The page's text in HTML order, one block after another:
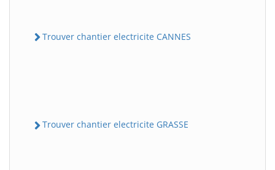
Trouver chantier electricite CANNES
Trouver chantier electricite GRASSE